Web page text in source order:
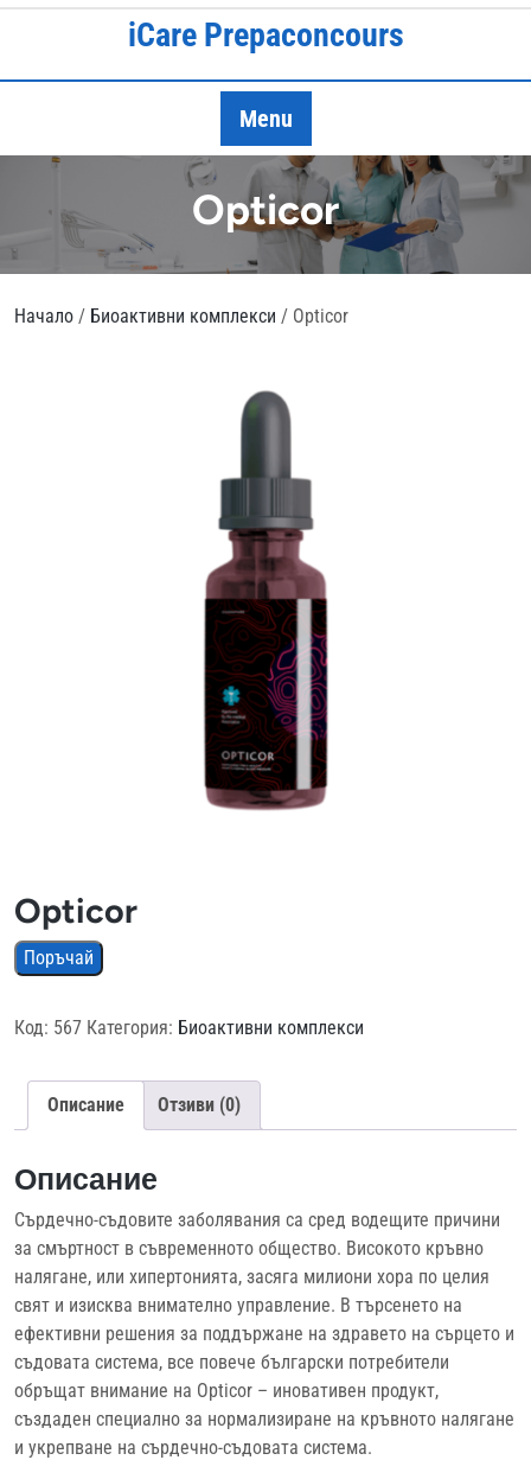
Skip
iCare Prepaconcours
Menu
Opticor
Начало / Биоактивни комплекси / Opticor
Opticor
Поръчай
Код: 567 Категория: Биоактивни комплекси
Описание Отзиви (0)
Описание
Сърдечно-съдовите заболявания са сред водещите причини
за смъртност в съвременното общество. Високото кръвно
налягане, или хипертонията, засяга милиони хора по целия
свят и изисква внимателно управление. В търсенето на
ефективни решения за поддържане на здравето на сърцето и
съдовата система, все повече български потребители
обръщат внимание на Opticor – иновативен продукт,
създаден специално за нормализиране на кръвното налягане
и укрепване на сърдечно-съдовата система.